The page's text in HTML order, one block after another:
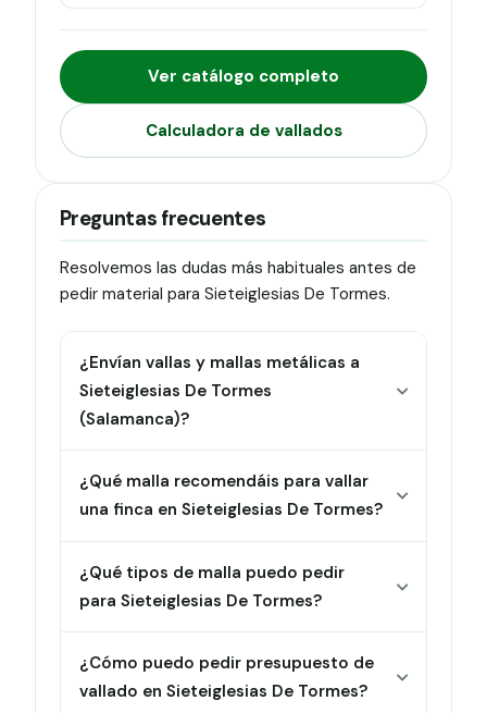
Ver catálogo completo
Calculadora de vallados
Preguntas frecuentes
Resolvemos las dudas más habituales antes de
pedir material para Sieteiglesias De Tormes.
¿Envían vallas y mallas metálicas a
Sieteiglesias De Tormes
(Salamanca)?
¿Qué malla recomendáis para vallar
una finca en Sieteiglesias De Tormes?
¿Qué tipos de malla puedo pedir
para Sieteiglesias De Tormes?
¿Cómo puedo pedir presupuesto de
vallado en Sieteiglesias De Tormes?